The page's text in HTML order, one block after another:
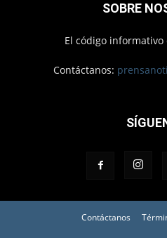
SOBRE
El código
Contáctanos:
Contáctanos